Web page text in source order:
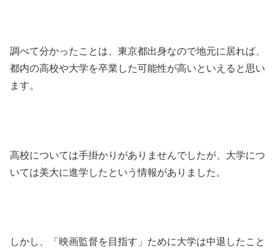
調べて分かったことは、東京都出身なので地元に居れば、
都内の高校や大学を卒業した可能性が高いといえると思い
ます。
高校については手掛かりがありませんでしたが、大学につ
いては美大に進学したという情報がありました。
しかし、「映画監督を目指す」ために大学は中退したこと